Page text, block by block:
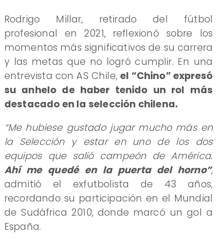
Rodrigo Millar, retirado del fútbol
profesional en 2021, reflexionó sobre los
momentos más significativos de su carrera
y las metas que no logró cumplir. En una
entrevista con AS Chile,el “Chino” expresó
su anhelo de haber tenido un rol más
destacado en la selección chilena.
“Me hubiese gustado jugar mucho más en
la Selección y estar en uno de los dos
equipos que salió campeón de América.
Ahí me quedé en la puerta del horno”,
admitió el exfutbolista de 43 años,
recordando su participación en el Mundial
de Sudáfrica 2010, donde marcó un gol a
España.